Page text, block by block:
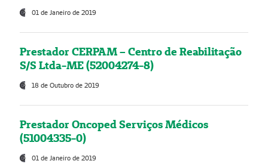
01 de Janeiro de 2019
Prestador CERPAM – Centro de Reabilitação
S/S Ltda-ME (52004274-8)
18 de Outubro de 2019
Prestador Oncoped Serviços Médicos
(51004335-0)
01 de Janeiro de 2019